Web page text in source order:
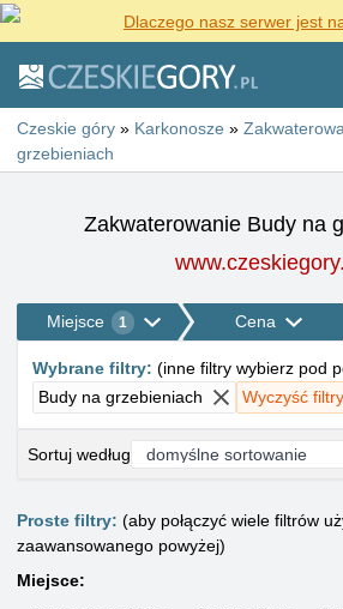
Dlaczego nasz serwer jest
Czeskie góry » Karkonosze »
grzebieniach
Zakwaterowanie Budy na
Miejsce 1 Cena
Wybrane filtry: (inne filtry wybierz pod
Budy na grzebieniach
Wyczyść filtry
Sortuj według
Proste filtry: (aby połączyć wiele filtrów
zaawansowanego powyżej)
Miejsce: